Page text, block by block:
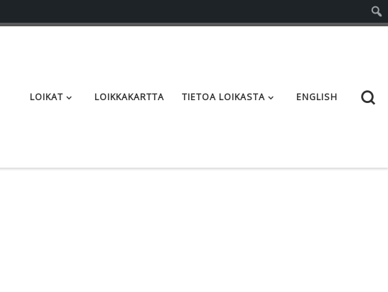
LOIKAT LOIKKAKARTTA TIETOA LOIKASTA ENGLISH